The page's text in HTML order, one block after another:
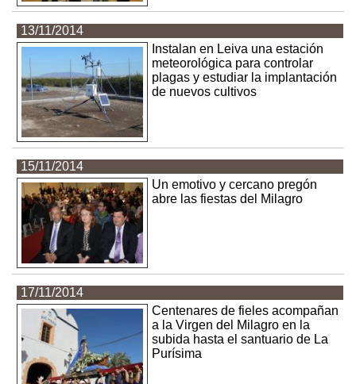
13/11/2014
Instalan en Leiva una estación
meteorológica para controlar
plagas y estudiar la implantación
de nuevos cultivos
15/11/2014
Un emotivo y cercano pregón
abre las fiestas del Milagro
17/11/2014
Centenares de fieles acompañan
a la Virgen del Milagro en la
subida hasta el santuario de La
Purísima